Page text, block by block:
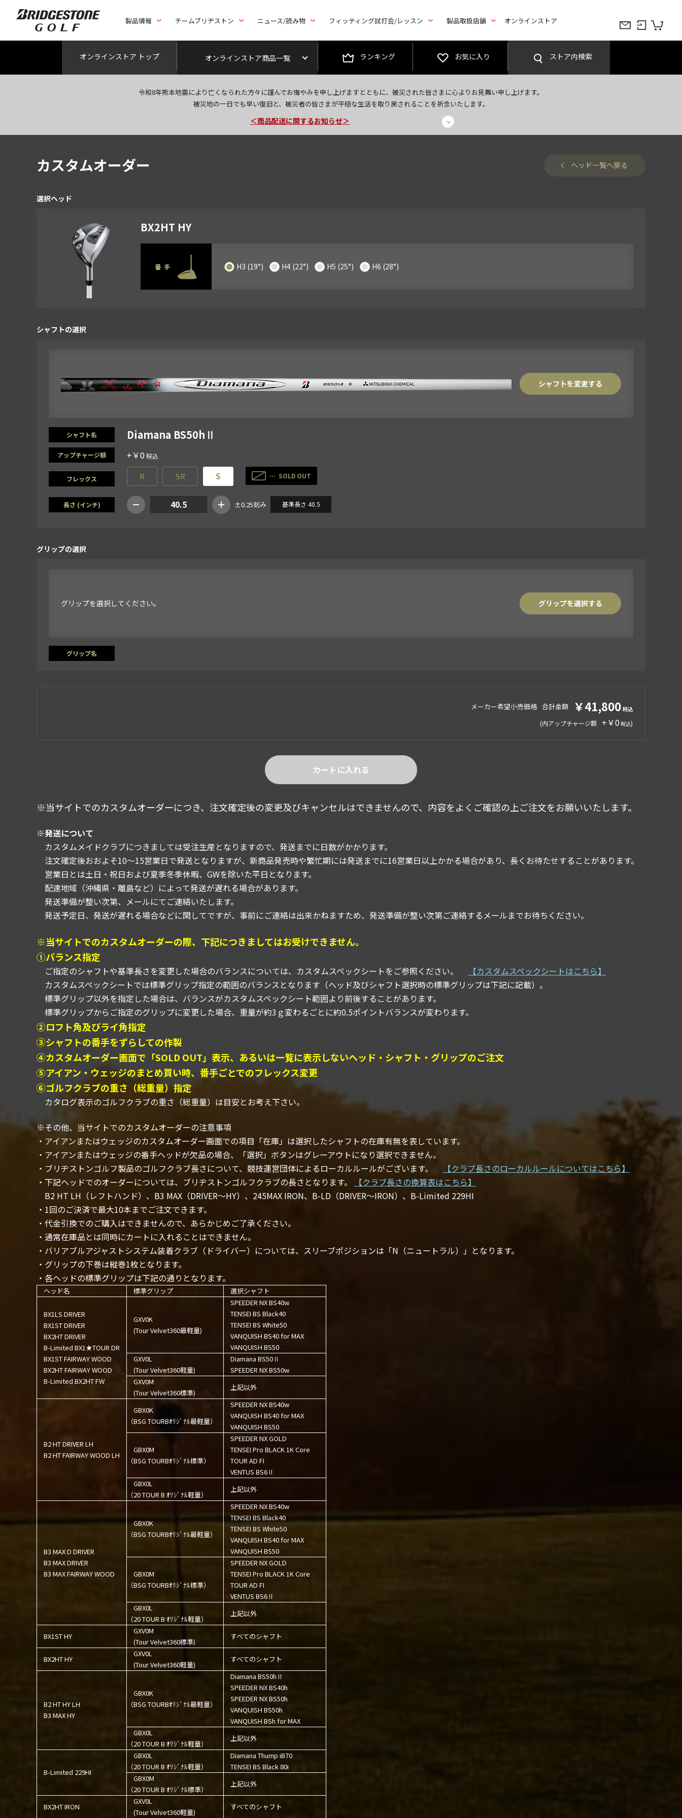
製品情報 チームブリヂストン ニュース/読み物 フィッティング試打会/レッスン 製品取扱店舗 オンラインストア
オンラインストア トップ オンラインストア商品一覧 ランキング お気に入り ストア内検索
令和8年熊本地震により亡くなられた方々に謹んでお悔やみを申し上げますとともに、被災された皆さまに心よりお見舞い申し上げます。
被災地の一日でも早い復旧と、被災者の皆さまが平穏な生活を取り戻されることを祈念いたします。
今なら新規会員登録で1,000円OFFクーポンプレゼント！
＜商品配送に関するお知らせ＞
＜夏季休暇中のご注文・発送・お問い合わせ＞
カスタムオーダー ヘッド一覧へ戻る
選択ヘッド
BX2HT HY
番手 H3 (19°) H4 (22°) H5 (25°) H6 (28°)
シャフトの選択
シャフトを変更する
シャフト名 Diamana BS50hⅡ
アップチャージ額 +￥0
フレックス R SR S SOLD OUT
長さ (インチ) 40.5 ±0.25刻み 基準長さ 40.5
グリップの選択
グリップを選択してください。 グリップを選択する
グリップ名
メーカー希望小売価格 合計金額 ￥41,800
(内アップチャージ額 +￥0 )
カートに入れる
※当サイトでのカスタムオーダーにつき、注文確定後の変更及びキャンセルはできませんので、内容をよくご確認の上ご注文をお願いいたします。
※発送について
カスタムメイドクラブにつきましては受注生産となりますので、発送までに日数がかかります。
注文確定後おおよそ10～15営業日で発送となりますが、新商品発売時や繁忙期には発送までに16営業日以上かかる場合があり、長くお待たせすることがあります。
営業日とは土日・祝日および夏季冬季休暇、GWを除いた平日となります。
配達地域（沖縄県・離島など）によって発送が遅れる場合があります。
発送準備が整い次第、メールにてご連絡いたします。
発送予定日、発送が遅れる場合などに関してですが、事前にご連絡は出来かねますため、発送準備が整い次第ご連絡するメールまでお待ちください。
※当サイトでのカスタムオーダーの際、下記につきましてはお受けできません。
①バランス指定
ご指定のシャフトや基準長さを変更した場合のバランスについては、カスタムスペックシートをご参照ください。
【カスタムスペックシートはこちら】
カスタムスペックシートでは標準グリップ指定の範囲のバランスとなります（ヘッド及びシャフト選択時の標準グリップは下記に記載）。
標準グリップ以外を指定した場合は、バランスがカスタムスペックシート範囲より前後することがあります。
標準グリップからご指定のグリップに変更した場合、重量が約3ｇ変わるごとに約0.5ポイントバランスが変わります。
②ロフト角及びライ角指定
③シャフトの番手をずらしての作製
④カスタムオーダー画面で「SOLD OUT」表示、あるいは一覧に表示しないヘッド・シャフト・グリップのご注文
⑤アイアン・ウェッジのまとめ買い時、番手ごとでのフレックス変更
⑥ゴルフクラブの重さ（総重量）指定
カタログ表示のゴルフクラブの重さ（総重量）は目安とお考え下さい。
※その他、当サイトでのカスタムオーダーの注意事項
・アイアンまたはウェッジのカスタムオーダー画面での項目「在庫」は選択したシャフトの在庫有無を表しています。
・アイアンまたはウェッジの番手ヘッドが欠品の場合、「選択」ボタンはグレーアウトになり選択できません。
・ブリヂストンゴルフ製品のゴルフクラブ長さについて、競技運営団体によるローカルルールがございます。
【クラブ長さのローカルルールについてはこちら】
・下記ヘッドでのオーダーについては、ブリヂストンゴルフクラブの長さとなります。
【クラブ長さの換算表はこちら】
B2 HT LH（レフトハンド）、B3 MAX（DRIVER～HY）、245MAX IRON、B-LD（DRIVER～IRON）、B-Limited 229HI
・1回のご決済で最大10本までご注文できます。
・代金引換でのご購入はできませんので、あらかじめご了承ください。
・通常在庫品とは同時にカートに入れることはできません。
・バリアブルアジャストシステム装着クラブ（ドライバー）については、スリーブポジションは「N（ニュートラル）」となります。
・グリップの下巻は縦巻1枚となります。
・各ヘッドの標準グリップは下記の通りとなります。
ヘッド名 標準グリップ 選択シャフト
BX1LS DRIVER
BX1ST DRIVER
BX2HT DRIVER
B-Limited BX1★TOUR DR
BX1ST FAIRWAY WOOD
BX2HT FAIRWAY WOOD
B-Limited BX2HT FW
GXV0K
(Tour Velvet360最軽量)
SPEEDER NX BS40w
TENSEI BS Black40
TENSEI BS White50
VANQUISH BS40 for MAX
VANQUISH BS50
GXV0L
(Tour Velvet360軽量)
Diamana BS50Ⅱ
SPEEDER NX BS50w
GXV0M
(Tour Velvet360標準)
上記以外
B2 HT DRIVER LH
B2 HT FAIRWAY WOOD LH
GBX0K
（BSG TOURBｵﾘｼﾞﾅﾙ最軽量）
SPEEDER NX BS40w
VANQUISH BS40 for MAX
VANQUISH BS50
GBX0M
（BSG TOURBｵﾘｼﾞﾅﾙ標準）
SPEEDER NX GOLD
TENSEI Pro BLACK 1K Core
TOUR AD FI
VENTUS BS6Ⅱ
GBX0L
（20 TOUR B ｵﾘｼﾞﾅﾙ軽量）
上記以外
B3 MAX D DRIVER
B3 MAX DRIVER
B3 MAX FAIRWAY WOOD
GBX0K
（BSG TOURBｵﾘｼﾞﾅﾙ最軽量）
SPEEDER NX BS40w
TENSEI BS Black40
TENSEI BS White50
VANQUISH BS40 for MAX
VANQUISH BS50
GBX0M
（BSG TOURBｵﾘｼﾞﾅﾙ標準）
SPEEDER NX GOLD
TENSEI Pro BLACK 1K Core
TOUR AD FI
VENTUS BS6Ⅱ
GBX0L
（20 TOUR B ｵﾘｼﾞﾅﾙ軽量）
上記以外
BX1ST HY
GXV0M
(Tour Velvet360標準)
すべてのシャフト
BX2HT HY
GXV0L
(Tour Velvet360軽量)
すべてのシャフト
B2 HT HY LH
B3 MAX HY
GBX0K
（BSG TOURBｵﾘｼﾞﾅﾙ最軽量）
Diamana BS50hⅡ
SPEEDER NX BS40h
SPEEDER NX BS50h
VANQUISH BS50h
VANQUISH BSh for MAX
GBX0L
（20 TOUR B ｵﾘｼﾞﾅﾙ軽量）
上記以外
B-Limited 229HI
GBX0L
（20 TOUR B ｵﾘｼﾞﾅﾙ軽量）
Diamana Thump iB70
TENSEI BS Black 80i
GBX0M
（20 TOUR B ｵﾘｼﾞﾅﾙ標準）
上記以外
BX2HT IRON
GXV0L
(Tour Velvet360軽量)
すべてのシャフト